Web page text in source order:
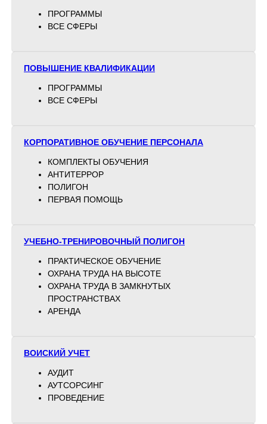
ПРОГРАММЫ
ВСЕ СФЕРЫ
ПОВЫШЕНИЕ КВАЛИФИКАЦИИ
ПРОГРАММЫ
ВСЕ СФЕРЫ
КОРПОРАТИВНОЕ ОБУЧЕНИЕ ПЕРСОНАЛА
КОМПЛЕКТЫ ОБУЧЕНИЯ
АНТИТЕРРОР
ПОЛИГОН
ПЕРВАЯ ПОМОЩЬ
УЧЕБНО-ТРЕНИРОВОЧНЫЙ ПОЛИГОН
ПРАКТИЧЕСКОЕ ОБУЧЕНИЕ
ОХРАНА ТРУДА НА ВЫСОТЕ
ОХРАНА ТРУДА В ЗАМКНУТЫХ
ПРОСТРАНСТВАХ
АРЕНДА
ВОИСКИЙ УЧЕТ
АУДИТ
АУТСОРСИНГ
ПРОВЕДЕНИЕ